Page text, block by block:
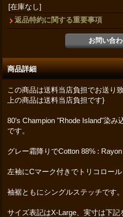
[在庫なし]
返品特約に関する重要事項
商品詳細
この商品は送料当店負担でお送り
上の商品は送料当店負担です}
80’s Champion "Rhode Island"染み
です。
グレー霜降りでCotton 88% : Rayon
左袖にCマーク付きでトリコロール
袖裾ともにシングルステッチです。
サイズ表記はX-Large、実寸は下記